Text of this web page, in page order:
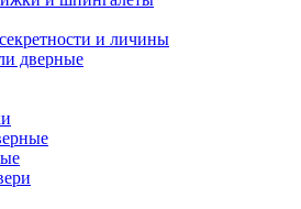
и личины
дверные